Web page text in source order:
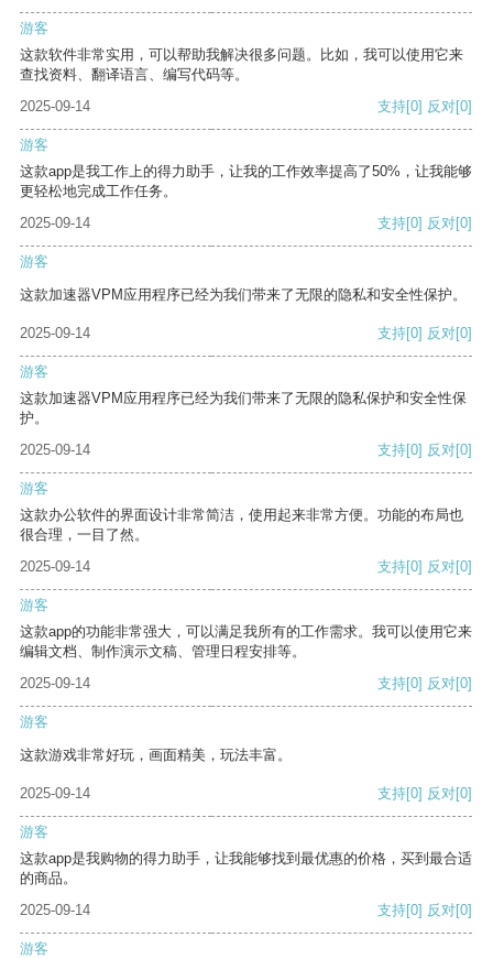
游客
这款软件非常实用，可以帮助我解决很多问题。比如，我可以使用它来
查找资料、翻译语言、编写代码等。
2025-09-14
支持[0] 反对[0]
游客
这款app是我工作上的得力助手，让我的工作效率提高了50%，让我能够
更轻松地完成工作任务。
2025-09-14
支持[0] 反对[0]
游客
这款加速器VPM应用程序已经为我们带来了无限的隐私和安全性保护。
2025-09-14 支持[0] 反对[0]
游客
这款加速器VPM应用程序已经为我们带来了无限的隐私保护和安全性保
护。
2025-09-14
支持[0] 反对[0]
游客
这款办公软件的界面设计非常简洁，使用起来非常方便。功能的布局也
很合理，一目了然。
2025-09-14
支持[0] 反对[0]
游客
这款app的功能非常强大，可以满足我所有的工作需求。我可以使用它来
编辑文档、制作演示文稿、管理日程安排等。
2025-09-14
支持[0] 反对[0]
游客
这款游戏非常好玩，画面精美，玩法丰富。
2025-09-14 支持[0] 反对[0]
游客
这款app是我购物的得力助手，让我能够找到最优惠的价格，买到最合适
的商品。
2025-09-14
支持[0] 反对[0]
游客